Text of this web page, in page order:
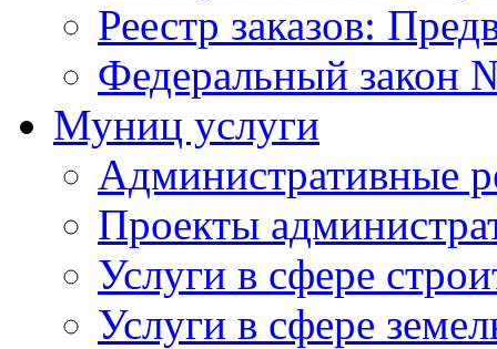
Реестр заказов:
Федеральный закон
Муниц услуги
Административные
Проекты
Услуги в сфере
Услуги в сфере